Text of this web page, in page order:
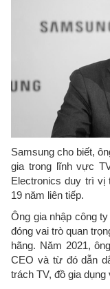
Samsung cho biết,
gia trong lĩnh vực
Electronics duy trì vị
19 năm liên tiếp.
Ông gia nhập công
đóng vai trò quan
hãng. Năm 2021,
CEO và từ đó dẫn
trách TV, đồ gia